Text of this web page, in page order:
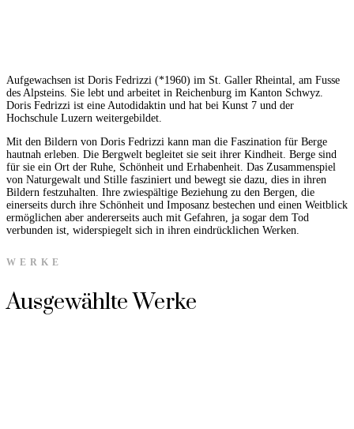
Aufgewachsen ist Doris Fedrizzi (*1960) im St. Galler Rheintal, am Fusse
des Alpsteins. Sie lebt und arbeitet in Reichenburg im Kanton Schwyz.
Doris Fedrizzi ist eine Autodidaktin und hat bei Kunst 7 und der
Hochschule Luzern weitergebildet.
Mit den Bildern von Doris Fedrizzi kann man die Faszination für Berge
hautnah erleben. Die Bergwelt begleitet sie seit ihrer Kindheit. Berge sind
für sie ein Ort der Ruhe, Schönheit und Erhabenheit. Das Zusammenspiel
von Naturgewalt und Stille fasziniert und bewegt sie dazu, dies in ihren
Bildern festzuhalten. Ihre zwiespältige Beziehung zu den Bergen, die
einerseits durch ihre Schönheit und Imposanz bestechen und einen Weitblick
ermöglichen aber andererseits auch mit Gefahren, ja sogar dem Tod
verbunden ist, widerspiegelt sich in ihren eindrücklichen Werken.
WERKE
Ausgewählte Werke